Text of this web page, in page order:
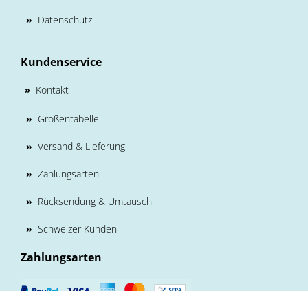
» Datenschutz
Kundenservice
» Kontakt
» Größentabelle
» Versand & Lieferung
» Zahlungsarten
» Rücksendung & Umtausch
» Schweizer Kunden
Zahlungsarten